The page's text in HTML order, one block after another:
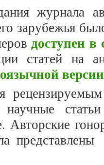
журнала
зарубежья
доступен в
статей на
версии
Авторские